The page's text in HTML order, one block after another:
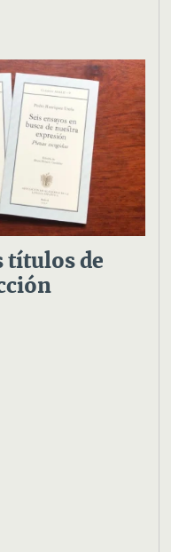
títulos de